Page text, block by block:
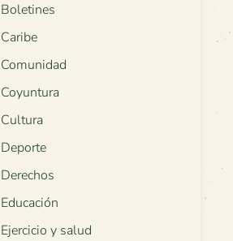
Boletines
Caribe
Comunidad
Coyuntura
Cultura
Deporte
Derechos
Educación
Ejercicio y salud